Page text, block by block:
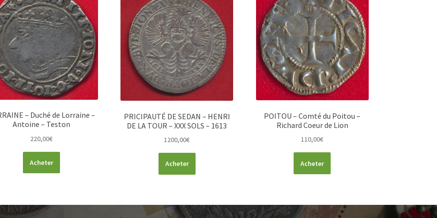
– Duché de Lorraine –
Antoine – Teston
220,00€
Acheter
PRICIPAUTÉ DE SEDAN – HENRI
DE LA TOUR – XXX SOLS – 1613
1200,00€
Acheter
POITOU – Comté du Poitou –
Richard Coeur de Lion
110,00€
Acheter